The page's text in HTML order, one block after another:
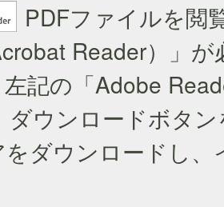
PDFファイルを閲
Reader）」
記の「Adobe
ダウンロードボタ
ダウンロードし